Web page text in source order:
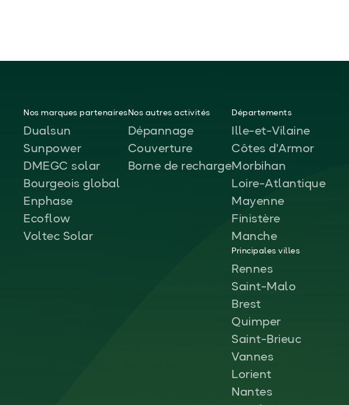
Nos marques partenaires
Dualsun
Sunpower
DMEGC solar
Bourgeois global
Enphase
Ecoflow
Voltec Solar
Nos autres activités
Dépannage
Couverture
Borne de recharge
Départements
Ille-et-Vilaine
Côtes d'Armor
Morbihan
Loire-Atlantique
Mayenne
Finistère
Manche
Principales villes
Rennes
Saint-Malo
Brest
Quimper
Saint-Brieuc
Vannes
Lorient
Nantes